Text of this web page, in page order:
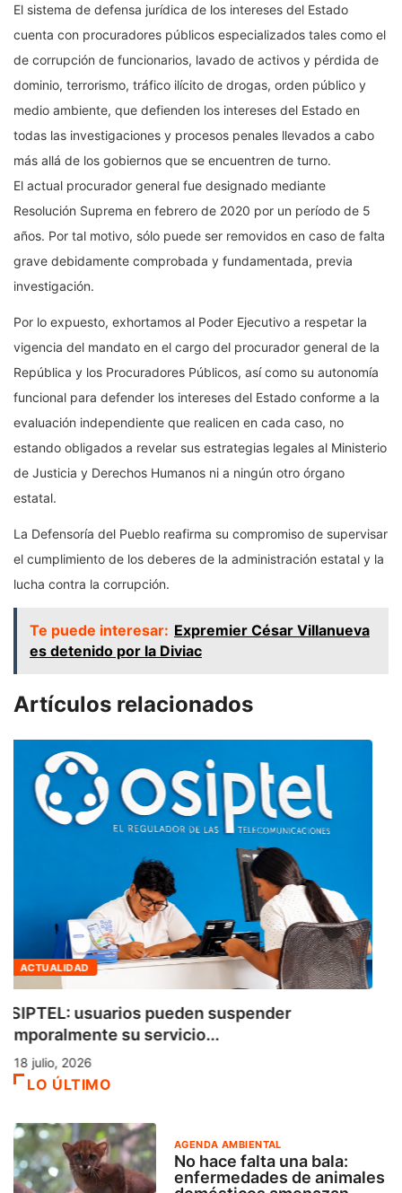
El sistema de defensa jurídica de los intereses del Estado
cuenta con procuradores públicos especializados tales como el
de corrupción de funcionarios, lavado de activos y pérdida de
dominio, terrorismo, tráfico ilícito de drogas, orden público y
medio ambiente, que defienden los intereses del Estado en
todas las investigaciones y procesos penales llevados a cabo
más allá de los gobiernos que se encuentren de turno.
El actual procurador general fue designado mediante
Resolución Suprema en febrero de 2020 por un período de 5
años. Por tal motivo, sólo puede ser removidos en caso de falta
grave debidamente comprobada y fundamentada, previa
investigación.
Por lo expuesto, exhortamos al Poder Ejecutivo a respetar la
vigencia del mandato en el cargo del procurador general de la
República y los Procuradores Públicos, así como su autonomía
funcional para defender los intereses del Estado conforme a la
evaluación independiente que realicen en cada caso, no
estando obligados a revelar sus estrategias legales al Ministerio
de Justicia y Derechos Humanos ni a ningún otro órgano
estatal.
La Defensoría del Pueblo reafirma su compromiso de supervisar
el cumplimiento de los deberes de la administración estatal y la
lucha contra la corrupción.
Te puede interesar: Expremier César Villanueva
es detenido por la Diviac
Artículos relacionados
ACTUALIDAD
OSIPTEL: usuarios pueden suspender
temporalmente su servicio...
18 julio, 2026
LO ÚLTIMO
AGENDA AMBIENTAL
No hace falta una bala:
enfermedades de animales